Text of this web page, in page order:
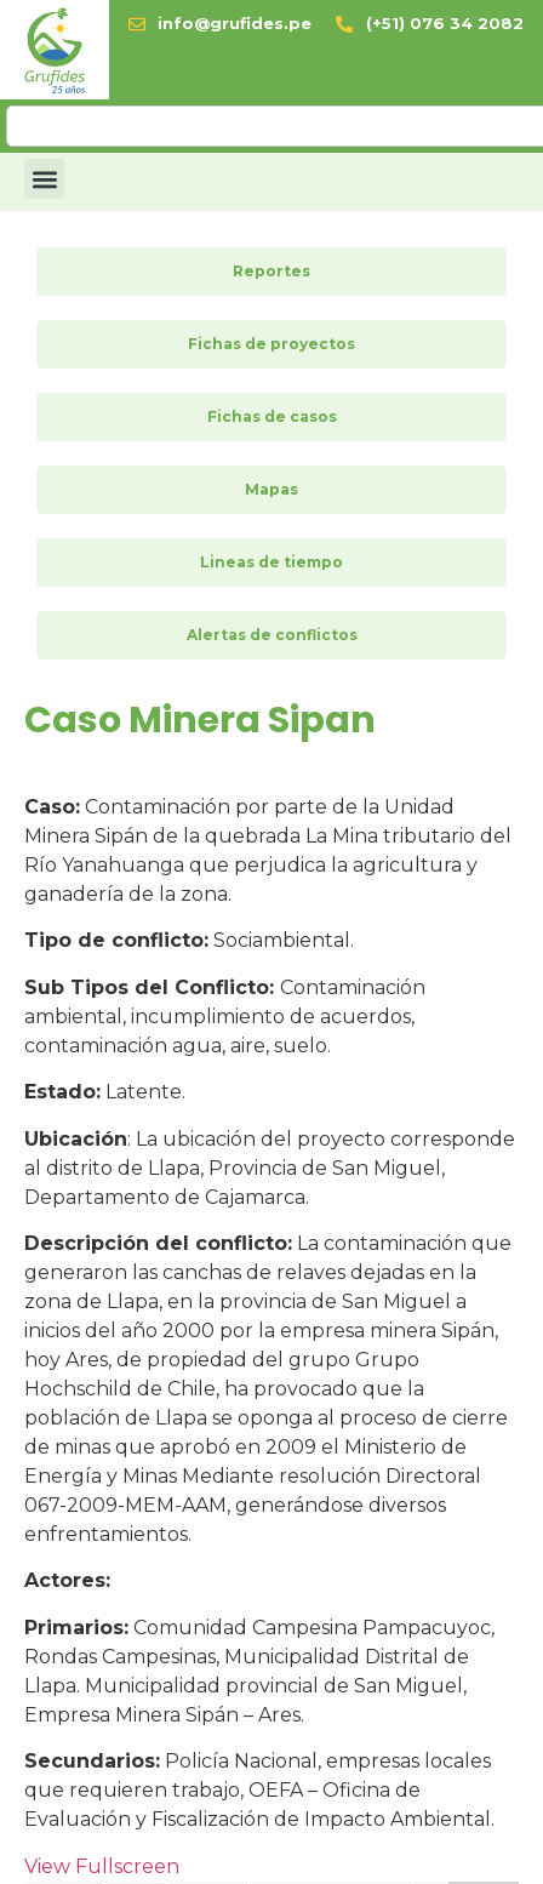
info@grufides.pe (+51) 076 34 2082
Reportes
Fichas de proyectos
Fichas de casos
Mapas
Lineas de tiempo
Alertas de conflictos
Caso Minera Sipan
Caso: Contaminación por parte de la Unidad
Minera Sipán de la quebrada La Mina tributario del
Río Yanahuanga que perjudica la agricultura y
ganadería de la zona.
Tipo de conflicto: Sociambiental.
Sub Tipos del Conflicto: Contaminación
ambiental, incumplimiento de acuerdos,
contaminación agua, aire, suelo.
Estado: Latente.
Ubicación: La ubicación del proyecto corresponde
al distrito de Llapa, Provincia de San Miguel,
Departamento de Cajamarca.
Descripción del conflicto: La contaminación que
generaron las canchas de relaves dejadas en la
zona de Llapa, en la provincia de San Miguel a
inicios del año 2000 por la empresa minera Sipán,
hoy Ares, de propiedad del grupo Grupo
Hochschild de Chile, ha provocado que la
población de Llapa se oponga al proceso de cierre
de minas que aprobó en 2009 el Ministerio de
Energía y Minas Mediante resolución Directoral
067-2009-MEM-AAM, generándose diversos
enfrentamientos.
Actores:
Primarios: Comunidad Campesina Pampacuyoc,
Rondas Campesinas, Municipalidad Distrital de
Llapa. Municipalidad provincial de San Miguel,
Empresa Minera Sipán – Ares.
Secundarios: Policía Nacional, empresas locales
que requieren trabajo, OEFA – Oficina de
Evaluación y Fiscalización de Impacto Ambiental.
View Fullscreen